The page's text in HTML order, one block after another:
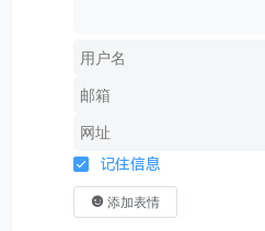
能的技术关联性。
记住信息
添加表情